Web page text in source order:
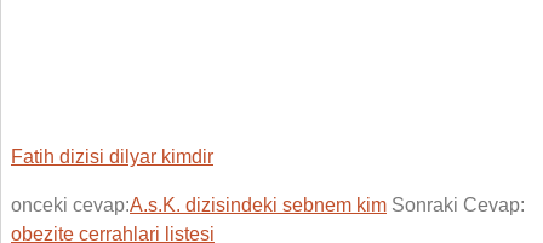
Fatih dizisi dilyar kimdir
onceki cevap:A.s.K. dizisindeki sebnem kim Sonraki Cevap:
obezite cerrahlari listesi